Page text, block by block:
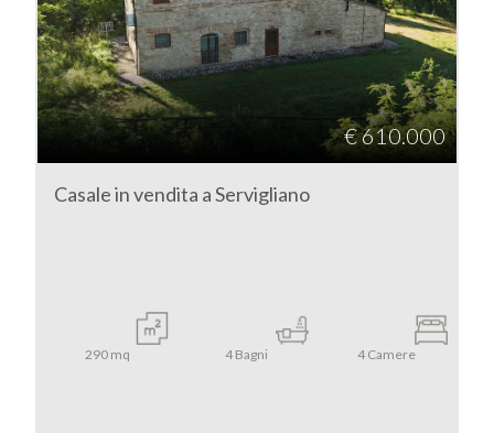
€ 610.000
Casale in vendita a Servigliano
290 mq 4 Bagni 4Camere